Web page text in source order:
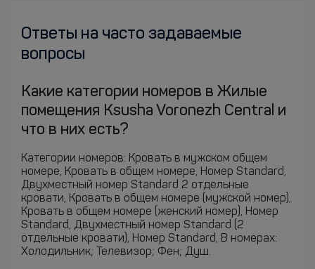
Ответы на часто задаваемые
вопросы
Какие категории номеров в Жилые
помещения Ksusha Voronezh Central и
что в них есть?
Категории номеров: Кровать в мужском общем
номере, Кровать в общем номере, Номер Standard,
Двухместный номер Standard 2 отдельные
кровати, Кровать в общем номере (мужской номер),
Кровать в общем номере (женский номер), Номер
Standard, Двухместный номер Standard (2
отдельные кровати), Номер Standard, В номерах:
Холодильник; Телевизор; Фен; Душ.